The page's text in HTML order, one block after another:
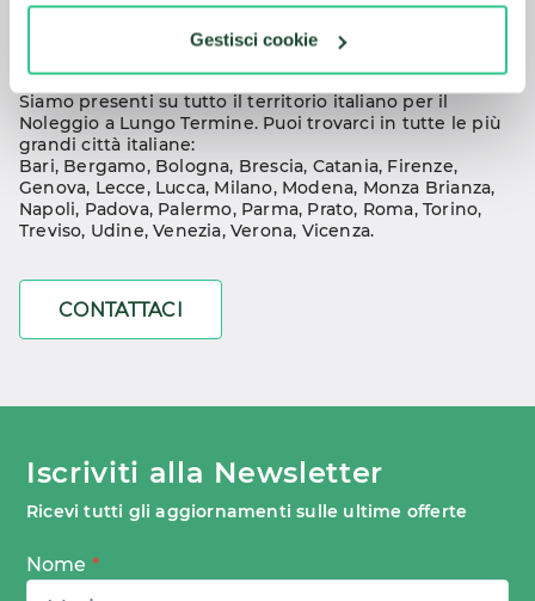
Gestisci cookie
Dove preferisci noleggiare la tua
Siamo presenti su tutto il territorio italiano per il
Noleggio a Lungo Termine. Puoi trovarci in tutte le più
grandi città italiane:
Bari, Bergamo, Bologna, Brescia, Catania, Firenze
Genova, Lecce, Lucca, Milano, Modena, Monza Brianza
Napoli, Padova, Palermo, Parma, Prato, Roma, Torino
Treviso, Udine, Venezia, Verona, Vicenza.
CONTATTACI
Iscriviti alla Newsletter
Ricevi tutti gli aggiornamenti sulle ultime offerte
Nome *